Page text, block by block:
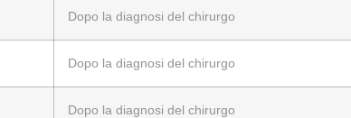
Dopo la diagnosi del chirurgo
Dopo la diagnosi del chirurgo
Dopo la diagnosi del chirurgo